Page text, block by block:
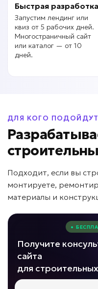
Быстрая разработка
Запустим лендинг или
квиз от 5 рабочих дней.
Многостраничный сайт
или каталог — от 10
дней.
ДЛЯ КОГО
Подходит, если вы
монтируете,
материалы и
•
Получите
сайта
для